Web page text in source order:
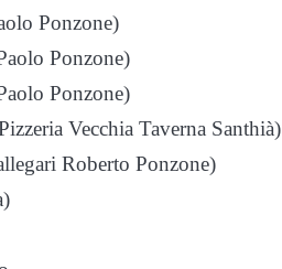
Ponzone)
Ponzone)
Ponzone)
Vecchia Taverna Santhià)
Roberto Ponzone)